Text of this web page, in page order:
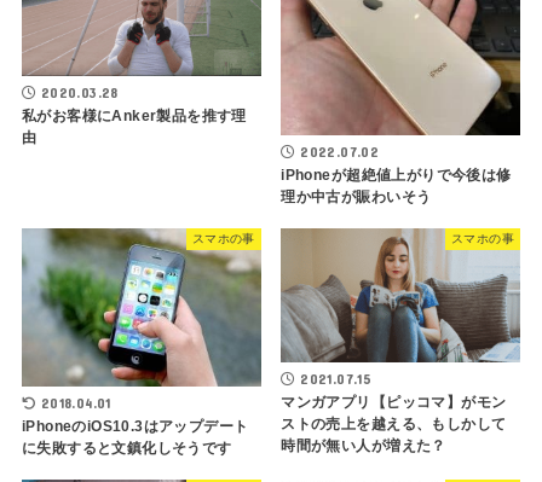
2020.03.28
私がお客様にAnker製品を推す理
由
2022.07.02
iPhoneが超絶値上がりで今後は修
理か中古が賑わいそう
スマホの事
2018.04.01
iPhoneのiOS10.3はアップデート
に失敗すると文鎮化しそうです
スマホの事
2021.07.15
マンガアプリ【ピッコマ】がモン
ストの売上を越える、もしかして
時間が無い人が増えた？